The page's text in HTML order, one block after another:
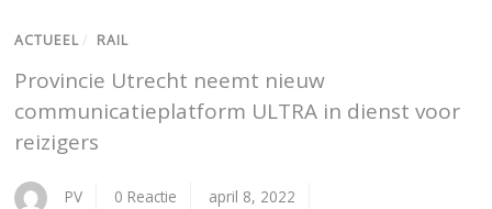
ACTUEEL / RAIL
Provincie Utrecht neemt nieuw
communicatieplatform ULTRA in dienst voor
reizigers
PV 0 Reactie april 8, 2022